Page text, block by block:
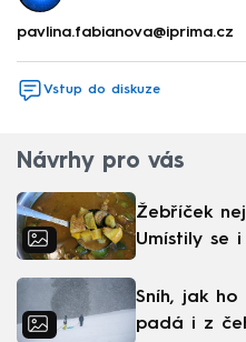
pavlina.fabianova@iprima.cz
Vstup do diskuze
Návrhy pro vás
Žebříček
Umístily se
Sníh, jak ho
padá i z